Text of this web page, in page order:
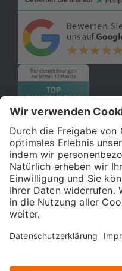
© 2026 121WATT GmbH
Über uns
Allgemeine